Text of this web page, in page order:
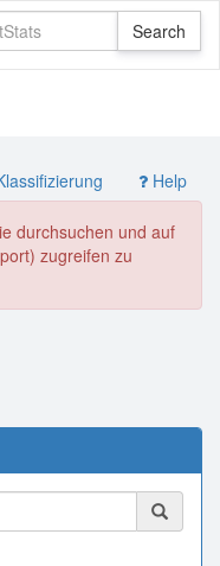
Help
durchsuchen und auf
zugreifen zu